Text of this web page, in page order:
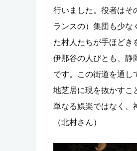
行いました。役者はそ
ランスの）集団も少な
た村人たちが手ほどき
伊那谷の人びとも、静
です。この街道を通し
地芝居に現を抜かすこ
単なる娯楽ではなく、
（北村さん）